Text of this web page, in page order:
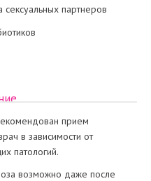
партнеров
прием
в зависимости от
патологий.
возможно даже после